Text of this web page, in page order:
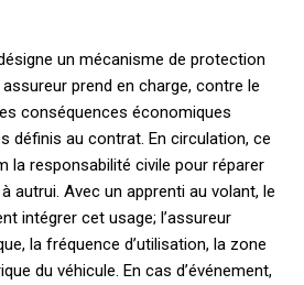
un mécanisme de protection
prend en charge, contre le
conséquences économiques
définis au contrat. En circulation, ce
la responsabilité civile pour réparer
autrui. Avec un apprenti au volant, le
intégrer cet usage; l’assureur
la fréquence d’utilisation, la zone
du véhicule. En cas d’événement,